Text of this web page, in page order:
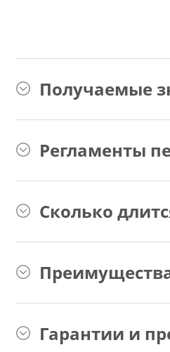
Получаемые
Регламенты
Сколько
Гарантии и